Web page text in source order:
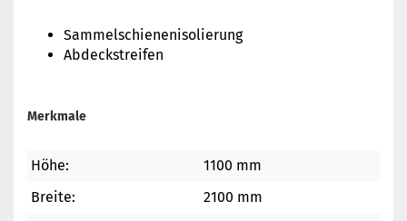
Sammelschienenisolierung
Abdeckstreifen
Merkmale
Höhe:
1100 mm
Breite:
2100 mm